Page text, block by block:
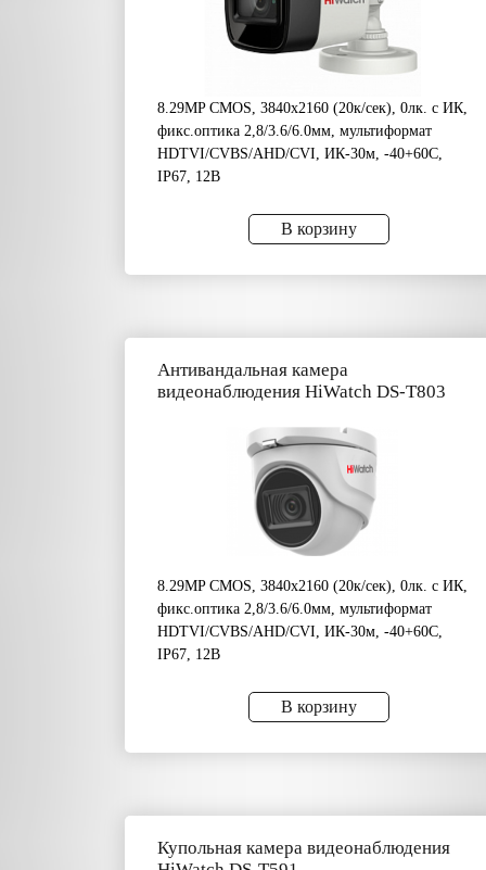
8.29MP CMOS, 3840х2160 (20к/сек), 0лк. с ИК,
фикс.оптика 2,8/3.6/6.0мм, мультиформат
HDTVI/CVBS/AHD/CVI, ИК-30м, -40+60C,
IP67, 12В
В корзину
Антивандальная камера
видеонаблюдения HiWatch DS-T803
8.29MP CMOS, 3840х2160 (20к/сек), 0лк. с ИК,
фикс.оптика 2,8/3.6/6.0мм, мультиформат
HDTVI/CVBS/AHD/CVI, ИК-30м, -40+60C,
IP67, 12В
В корзину
Купольная камера видеонаблюдения